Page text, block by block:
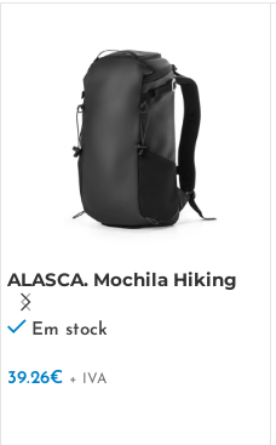
ALASCA. Mochila Hiking
com revestimento à prova
de água
Em stock
39.26€ + IVA